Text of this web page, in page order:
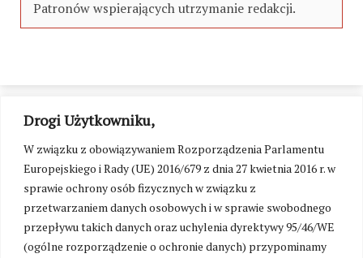
Drogi Użytkowniku,
W związku z obowiązywaniem Rozporządzenia Parlamentu
Europejskiego i Rady (UE) 2016/679 z dnia 27 kwietnia 2016 r. w
sprawie ochrony osób fizycznych w związku z
przetwarzaniem danych osobowych i w sprawie swobodnego
przepływu takich danych oraz uchylenia dyrektywy 95/46/WE
(ogólne rozporządzenie o ochronie danych) przypominamy
Patronów wspierających utrzymanie redakcji.